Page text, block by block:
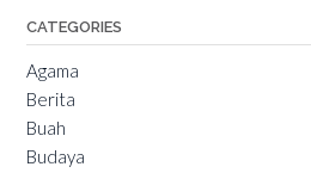
CATEGORIES
Agama
Berita
Buah
Budaya